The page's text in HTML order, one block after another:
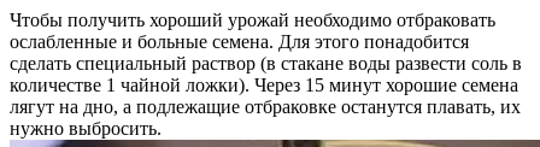
Чтобы получить хороший урожай необходимо отбраковать
ослабленные и больные семена. Для этого понадобится
сделать специальный раствор (в стакане воды развести соль в
количестве 1 чайной ложки). Через 15 минут хорошие семена
лягут на дно, а подлежащие отбраковке останутся плавать, их
нужно выбросить.